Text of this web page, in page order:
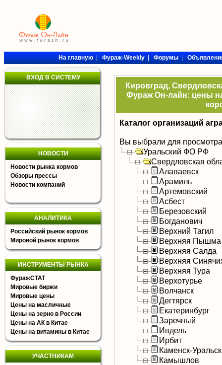
На главную|Фураж-Weekly|Форумы|
ВХОД В СИСТЕМУ
НОВОСТИ
Новости рынка кормов
Обзоры прессы
Новости компаний
АНАЛИТИКА
Российский рынок кормов
Мировой рынок кормов
ИНСТРУМЕНТЫ РЫНКА
ФуражСТАТ
Мировые биржи
Мировые цены
Цены на масличные
Цены на зерно в России
Цены на АК в Китае
Цены на витамины в Китае
УЧАСТНИКАМ
Кировград,
Фураж Он-лайн: цены
Каталог организаций
Вы выбрали для
Уральский ФО РФ
Свердловская
Алапаевск
Арамиль
Артемовский
Асбест
Березовский
Богданович
Верхний Тагил
Верхняя Пышма
Верхняя Салда
Верхняя
Верхняя Тура
Верхотурье
Волчанск
Дегтярск
Екатеринбург
Заречный
Ивдель
Ирбит
Каменск-
Камышлов